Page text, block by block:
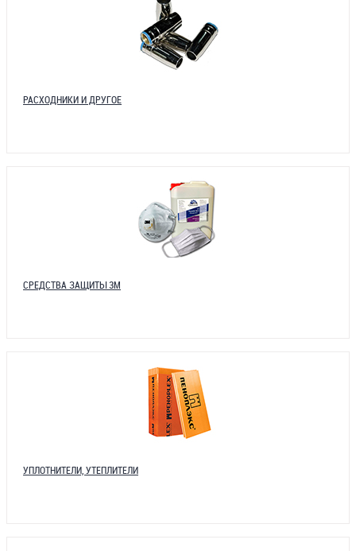
РАСХОДНИКИ И ДРУГОЕ
СРЕДСТВА ЗАЩИТЫ 3М
УПЛОТНИТЕЛИ, УТЕПЛИТЕЛИ